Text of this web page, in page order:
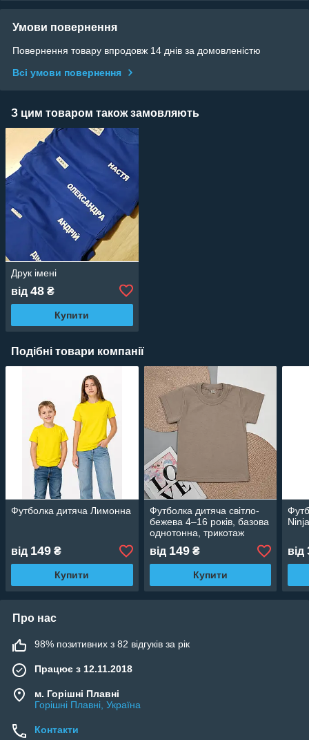
Умови повернення
Повернення товару впродовж 14 днів за домовленістю
Всі умови повернення
З цим товаром також замовляють
Друк імені
від 48 ₴
Купити
Подібні товари компанії
Футболка дитяча Лимонна
від 149 ₴
Купити
Футболка дитяча світло-
бежева 4–16 років, базова
однотонна, трикотаж
кулір, бавовняна
від 149₴
Купити
від
Про нас
98% позитивних з 82 відгуків за рік
Працює з 12.11.2018
м. Горішні Плавні
Горішні Плавні, Україна
Контакти